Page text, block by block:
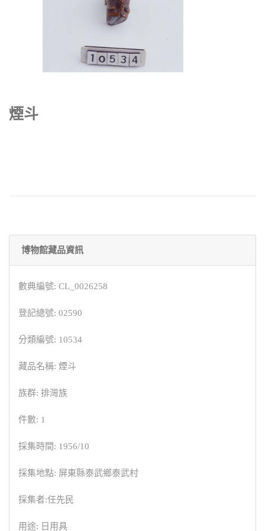
煙斗
博物館藏品資訊
數典編號: CL_0026258
登記總號: 02590
分類編號: 10534
藏品名稱: 煙斗
族群: 排灣族
件數: 1
採集時間: 1956/10
採集地點: 屏東縣泰武鄉泰武村
採集者:任先民
用途: 日用具